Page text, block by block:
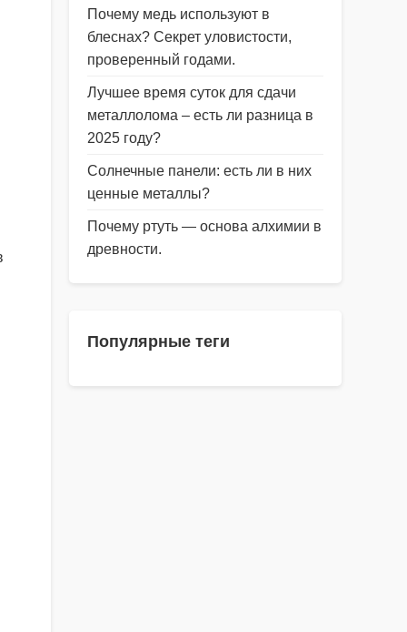
Почему медь используют в
блеснах? Секрет уловистости,
проверенный годами.
Лучшее время суток для сдачи
металлолома – есть ли разница в
2025 году?
Солнечные панели: есть ли в них
ценные металлы?
Почему ртуть — основа алхимии в
древности.
Популярные теги